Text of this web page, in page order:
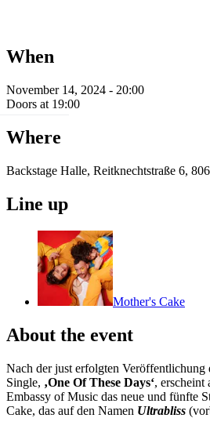
When
November 14, 2024 - 20:00
Doors at 19:00
Where
Backstage Halle, Reitknechtstraße 6,
Line up
Mother's Cake
About the event
Nach der just erfolgten Veröffentlichung
Single, ‚One Of These Days‘, erscheint
Embassy of Music das neue und fünfte
Cake, das auf den Namen Ultrabliss